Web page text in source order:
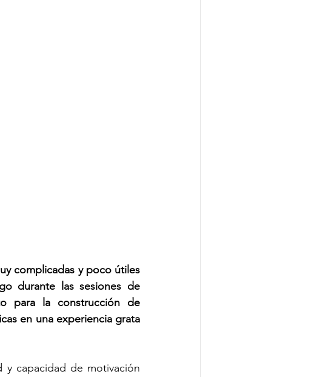
complicadas y poco útiles
durante las sesiones de
para la construcción de
en una experiencia grata
y capacidad de motivación